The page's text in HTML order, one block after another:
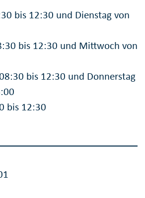
bis 12:30 und Dienstag von
bis 12:30 und Mittwoch von
bis 12:30 und Donnerstag
bis 12:30